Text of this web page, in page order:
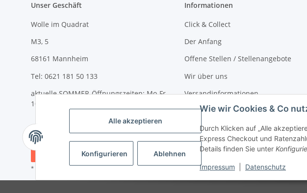
Alle akzeptieren
Konfigurieren Ablehnen
Wie wir Cookies & Co
Durch Klicken auf „Alle
Express Checkout und
Details finden Sie unter
Impressum Datenschutz
Unser Geschäft
Wolle im Quadrat
M3, 5
68161 Mannheim
Tel: 0621 181 50 133
aktuelle SOMMER-Öffnungszeiten: Mo-Fr
10-18 Uhr und Sa 10-14 Uhr
Informationen
Click & Collect
Der Anfang
Offene Stellen / Stellenangebote
Wir über uns
Versandinformationen
Newsletter
Vertrag widerrufen
* Alle Preise inkl. gesetzlicher USt., zzgl.Versand